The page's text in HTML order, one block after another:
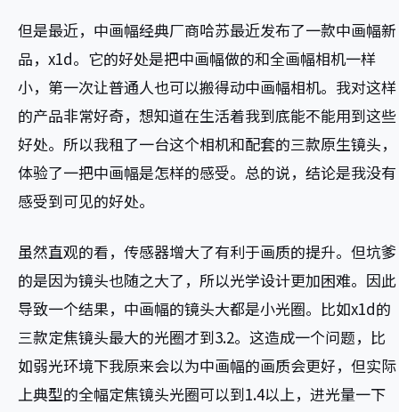
但是最近，中画幅经典厂商哈苏最近发布了一款中画幅新
品，x1d。它的好处是把中画幅做的和全画幅相机一样
小，第一次让普通人也可以搬得动中画幅相机。我对这样
的产品非常好奇，想知道在生活着我到底能不能用到这些
好处。所以我租了一台这个相机和配套的三款原生镜头，
体验了一把中画幅是怎样的感受。总的说，结论是我没有
感受到可见的好处。
虽然直观的看，传感器增大了有利于画质的提升。但坑爹
的是因为镜头也随之大了，所以光学设计更加困难。因此
导致一个结果，中画幅的镜头大都是小光圈。比如x1d的
三款定焦镜头最大的光圈才到3.2。这造成一个问题，比
如弱光环境下我原来会以为中画幅的画质会更好，但实际
上典型的全幅定焦镜头光圈可以到1.4以上，进光量一下